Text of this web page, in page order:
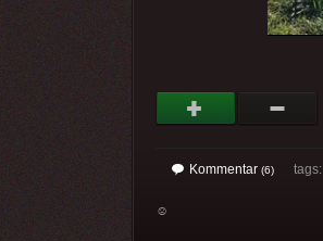
Kommentar (6)
☺